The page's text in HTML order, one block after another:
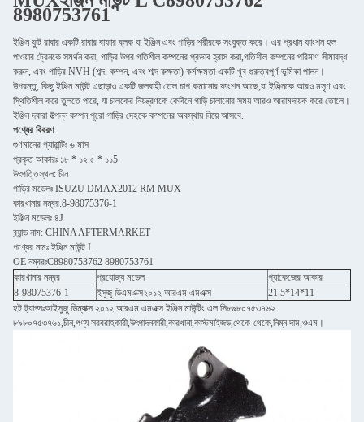
8980753761
ইঞ্জিন ফুট রাবার একটি রাবার বাফার ব্লক যা ইঞ্জিন এবং গাড়ির শরীরকে সংযুক্ত করে। এর প্রধান ফাংশন হল
পাওয়ার ট্রেনকে সমর্থন করা, গাড়ির উপর গতিশীল কম্পনের প্রভাব হ্রাস করা,গতিশীল কম্পনের পরিমাণ সীমাবদ্ধ
করুন, এবং গাড়ির NVH (শব্দ, কম্পন, এবং শাব্দ রুক্ষতা) কর্মক্ষমতা একটি খুব গুরুত্বপূর্ণ ভূমিকা পালন।
উপরন্তু, কিছু ইঞ্জিন মাউন্ট এছাড়াও একটি জলবাহী তেল চাপ কমানোর ফাংশন আছে,যা ইঞ্জিনকে আরও মসৃণ এবং
স্থিতিশীল করে তুলতে পারে, যা চালকের নিয়ন্ত্রণকে কেবিনে গাড়ি চালানোর সময় আরও আরামদায়ক করে তোলে।
ইঞ্জিন দ্বারা উত্পন্ন কম্পন পুরো গাড়ির দেহকে কম্পনের অবস্থায় নিয়ে আসবে.
পণ্যের বিবরণ
গুণমানের গ্যারান্টিঃ ৬ মাস
প্রকৃত আকারঃ ১৮ * ১২.৫ * ১১5
উৎপত্তিস্থল: চীন
গাড়ির মডেলঃ ISUZU DMAX2012 RM MUX
কারখানার নম্বর:8-98075376-1
ইঞ্জিন মডেলঃ ৪J
ব্র্যান্ড নাম: CHINA AFTERMARKET
পণ্যের নামঃ ইঞ্জিন মাউন্ট L
OE নম্বরঃC8980753762 8980753761
কারখানার নম্বর
প্রযোজ্য মডেল
প্যাকেজের আকার
8-98075376-1
ইসুজু ডিএমএক্স২০১২ আরএম এমএক্স
21.5*14*11
হট ট্যাগ্সঃআইসুজু ডিম্যাক্স ২০১২ আরএম এমএক্স ইঞ্জিন মাউন্টিং এল সি৮৯৮০৭৫৩৭৬২
৮৯৮০৭৫৩৭৬১,চীন,পণ্য সরবরাহকারী,উৎপাদনকারী,কারখানা,কাস্টমাইজড,থেকে-থেকে,নিম্ন দাম,ওএম।